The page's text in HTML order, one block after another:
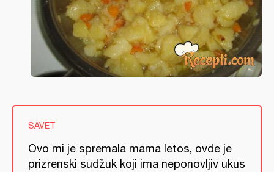
SAVET
Ovo mi je spremala mama letos, ovde je
prizrenski sudžuk koji ima neponovljiv ukus